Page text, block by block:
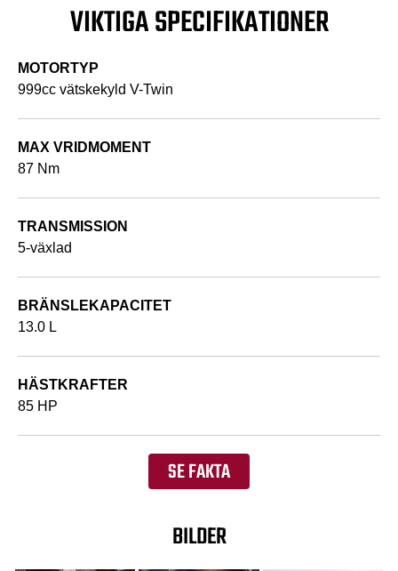
VIKTIGA SPECIFIKATIONER
MOTORTYP
999cc vätskekyld V-Twin
MAX VRIDMOMENT
87 Nm
TRANSMISSION
5-växlad
BRÄNSLEKAPACITET
13.0 L
HÄSTKRAFTER
85 HP
SE FAKTA
BILDER